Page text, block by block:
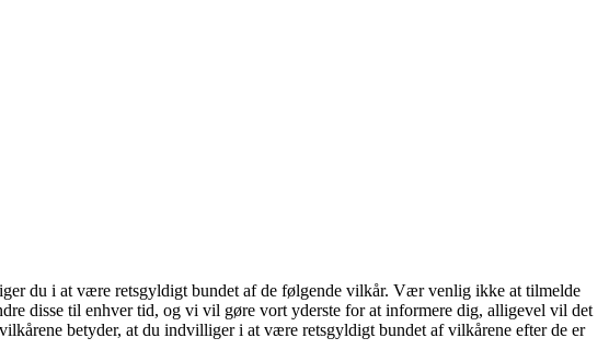
du i at være retsgyldigt bundet af de følgende vilkår. Vær venlig ikke at tilmelde
disse til enhver tid, og vi vil gøre vort yderste for at informere dig, alligevel vil det
betyder, at du indvilliger i at være retsgyldigt bundet af vilkårene efter de er